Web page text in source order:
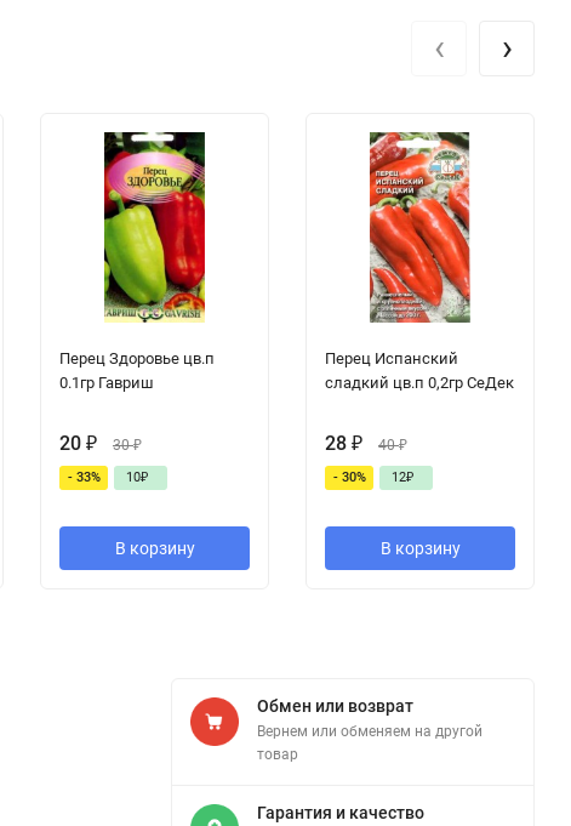
Перец Здоровье цв.п
0.1гр Гавриш
20 ₽ 30₽
- 33% 10₽
В корзину
Перец Испанский
сладкий цв.п 0,2гр СеДек
28 ₽ 40₽
- 30% 12₽
В корзину
‹ ›
Обмен или возврат
Вернем или обменяем на другой
товар
Гарантия и качество